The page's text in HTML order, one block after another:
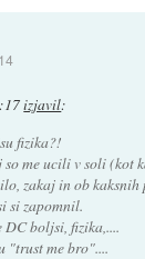
izjavil:
fizika?!
so me ucili v soli (kot
zakaj in ob
si zapomnil.
boljsi, fizika,....
"trust me bro"....